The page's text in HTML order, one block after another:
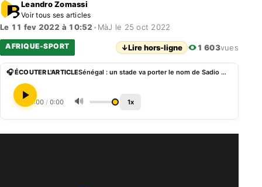
Leandro Zomassi
Voir tous ses articles
Le 11 fev 2022 à 10:52 • MàJ le 25 oct 2022
AFRIQUE-SPORT ↓Lire hors-ligne 1 603vues
🎧 ÉCOUTER L'ARTICLE Sénégal : un stade va porter le nom de Sadio Mané
0:00 / 0:00 🔊 1x